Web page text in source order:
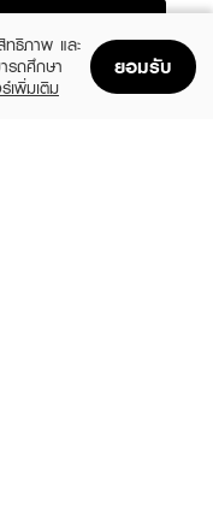
ทธิภาพ และ
รถศึกษา
เพิ่มเติม
ยอมรับ